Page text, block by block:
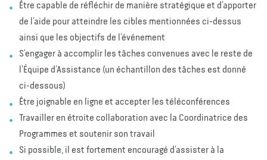
Être capable de réfléchir de manière stratégique et d’apporter
de l’aide pour atteindre les cibles mentionnées ci-dessus
ainsi que les objectifs de l’événement
S’engager à accomplir les tâches convenues avec le reste de
l’Équipe d’Assistance (un échantillon des tâches est donné
ci-dessous)
Être joignable en ligne et accepter les téléconférences
Travailler en étroite collaboration avec la Coordinatrice des
Programmes et soutenir son travail
Si possible, il est fortement encouragé d’assister à la